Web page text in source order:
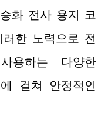
화 전사 용지 코
한 노력으로 전
용하는 다양한
걸쳐 안정적인